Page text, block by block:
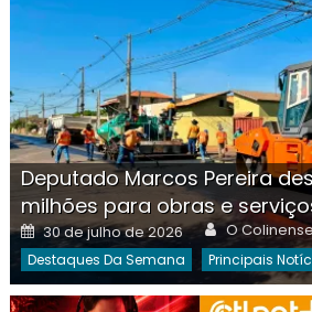
Deputado Marcos Pereira
milhões para obras e
Posted
on
30 de julho de 2026 Author
O
Destaques Da Semana Principais